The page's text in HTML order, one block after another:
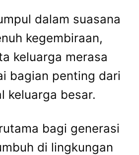
dalam suasana
kegembiraan,
keluarga merasa
bagian penting dari
keluarga besar.
bagi generasi
di lingkungan